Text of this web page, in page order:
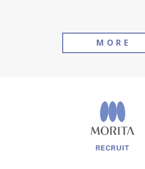
M O R E